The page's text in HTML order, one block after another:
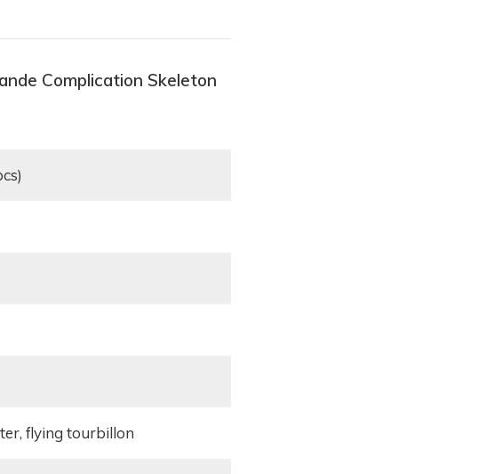
Complication Skeleton
flying tourbillon